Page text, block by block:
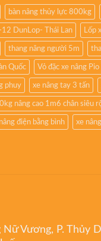
bàn nâng thủy lực 800kg
12 DunLop- Thái Lan Lốp
thang nâng người 5m
Quốc Vỏ đặc xe nâng
phuy xe nâng tay 3 tấn
nâng cao 1m6 chân siêu
điện bằng bình xe
Nữ Vương, P. Thủy